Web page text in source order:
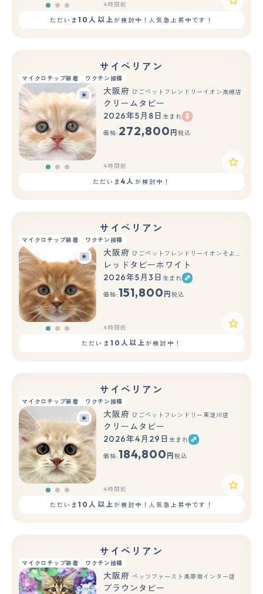
4時間前
ただいま10人以上が検討中！人気急上昇中です！
サイベリアン
マイクロチップ装着 ワクチン接種
もっと見る
大阪府 ひごペットフレンドリーイオン高槻店
クリームタビー
2026年5月8日 生まれ
価格: 272,800 円 税込
4時間前
ただいま4人 が検討中！
サイベリアン
マイクロチップ装着 ワクチン接種
もっと見る
大阪府 ひごペットフレンドリーイオンそよら海老江店
レッドタビーホワイト
2026年5月3日 生まれ
価格:151,800 円 税込
4時間前
ただいま 10人以上が検討中！
サイベリアン
マイクロチップ装着 ワクチン接種
もっと見る
大阪府 ひごペットフレンドリー東淀川店
クリームタビー
2026年4月29日 生まれ
価格:184,800 円 税込
4時間前
ただいま10人以上が検討中！人気急上昇中です！
サイベリアン
マイクロチップ装着 ワクチン接種
大阪府 ペッツファースト美原南インター店
ブラウンタビー